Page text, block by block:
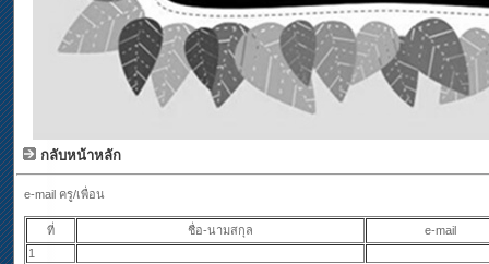
กลับหน้าหลัก
e-mail ครู/เพื่อน
ที่ ชื่อ-นามสกุล
e-mail
1